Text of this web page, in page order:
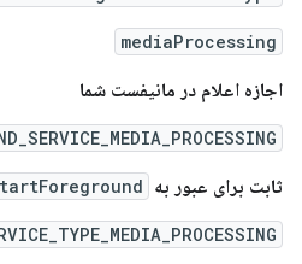
mediaProcessing
اجازه اعلام در مانیفست شما
ثابت برای عبور به